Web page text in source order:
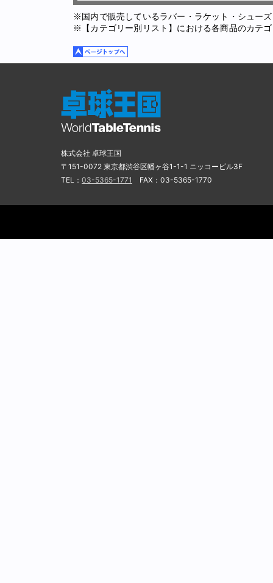
※国内で販売しているラバー・ラケット・シュー
※【カテゴリー別リスト】における各商品のカテ
株式会社 卓球王国
〒151-0072 東京都渋谷区幡ヶ谷1-1-1 ニッコービル3F
TEL： 03-5365-1771 FAX：03-5365-1770